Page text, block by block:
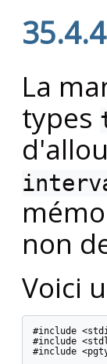
La
types
non
Voici
#include
#include
#include